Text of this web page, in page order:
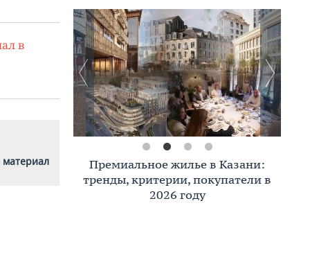
в
материал
Премиальное жилье в Казани:
тренды, критерии, покупатели в
2026 году